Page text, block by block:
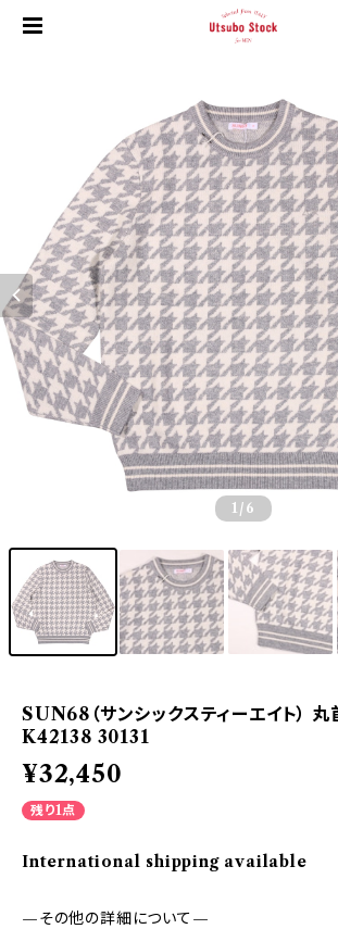
1 /6
SUN68（サンシックスティーエイト） 丸
K42138 30131
¥32,450
残り1点
International shipping available
—その他の詳細について—